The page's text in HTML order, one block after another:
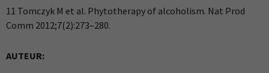
11 Tomczyk M et al. Phytotherapy of alcoholism. Nat Prod
Comm 2012;7(2):273–280.
AUTEUR: